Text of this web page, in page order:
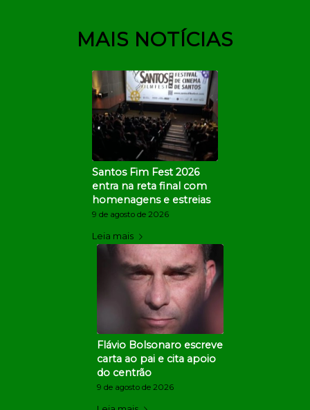
MAIS NOTÍCIAS
Santos Fim Fest 2026
entra na reta final com
homenagens e estreias
9 de agosto de 2026
Leia mais
Flávio Bolsonaro escreve
carta ao pai e cita apoio
do centrão
9 de agosto de 2026